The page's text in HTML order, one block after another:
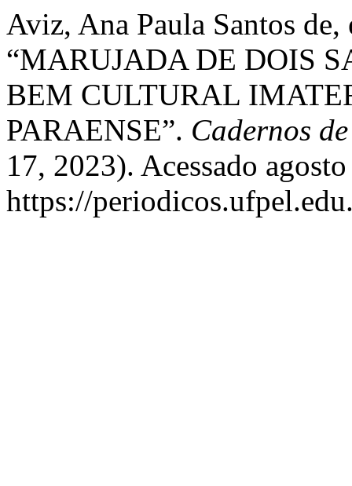
Aviz, Ana Paula Santos de,
“MARUJADA DE DOIS
BEM CULTURAL
PARAENSE”. Cadernos
17, 2023). Acessado
https://